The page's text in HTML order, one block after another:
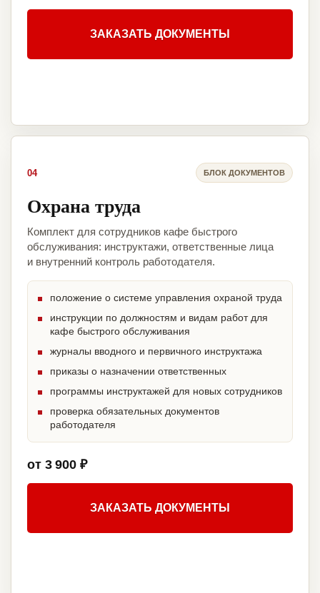
ЗАКАЗАТЬ ДОКУМЕНТЫ
04 БЛОК ДОКУМЕНТОВ
Охрана труда
Комплект для сотрудников кафе быстрого
обслуживания: инструктажи, ответственные лица
и внутренний контроль работодателя.
положение о системе управления охраной труда
инструкции по должностям и видам работ для
кафе быстрого обслуживания
журналы вводного и первичного инструктажа
приказы о назначении ответственных
программы инструктажей для новых сотрудников
проверка обязательных документов
работодателя
от 3 900 ₽
ЗАКАЗАТЬ ДОКУМЕНТЫ